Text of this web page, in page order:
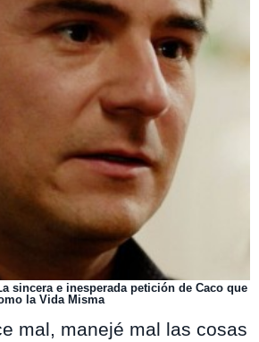
sincera e inesperada petición de Caco que
la Vida Misma
mal, manejé mal las cosas